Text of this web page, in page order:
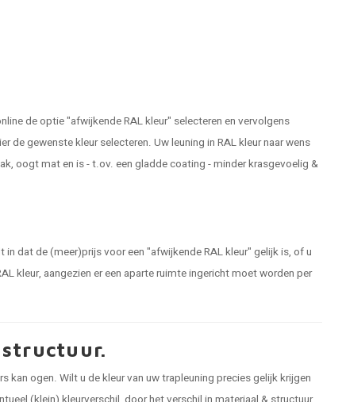
de optie "afwijkende RAL kleur" selecteren en vervolgens
de gewenste kleur selecteren. Uw leuning in RAL kleur naar wens
oogt mat en is - t.ov. een gladde coating - minder krasgevoelig &
dat de (meer)prijs voor een "afwijkende RAL kleur" gelijk is, of u
kleur, aangezien er een aparte ruimte ingericht moet worden per
kan ogen. Wilt u de kleur van uw trapleuning precies gelijk krijgen